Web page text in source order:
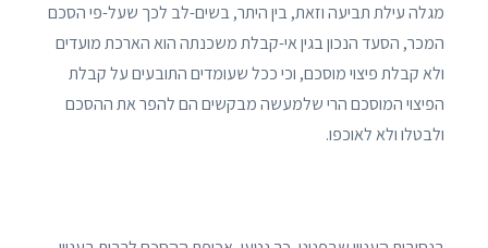
מגלה עילת תביעה וזאת, בין היתר, בשים-לב לכך שעל-פי הסכם
המכר, הסעד הנכון בגין אי-קבלת משכנתה הוא הארכת מועדים
ולא קבלת פיצוי מוסכם, וכי ככל שעומדים התובעים על קבלת
הפיצוי המוסכם הרי שלמעשה מבקשים הם להפר את ההסכם
ולבטלו ולא לאוכפו.